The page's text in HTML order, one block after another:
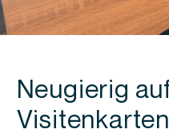
Neugierig